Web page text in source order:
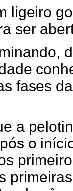
ligeiro
ser
fases
a
o